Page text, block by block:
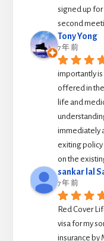
signed up for
second
Tony Yong
7 年 前
importantly
offered in
life and
immediately
exiting
on the
sankar lal
7 年 前
Red Cover
visa for my
insurance by